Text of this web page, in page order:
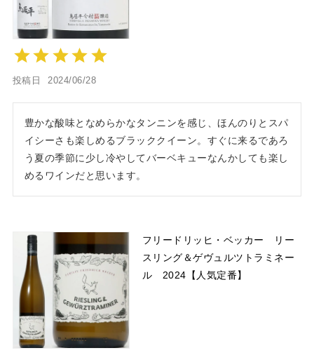
投稿日 2024/06/28
豊かな酸味となめらかなタンニンを感じ、ほんのりとスパ
イシーさも楽しめるブラッククイーン。すぐに来るであろ
う夏の季節に少し冷やしてバーベキューなんかしても楽し
めるワインだと思います。
フリードリッヒ・ベッカー リー
スリング＆ゲヴュルツトラミネー
ル 2024【人気定番】